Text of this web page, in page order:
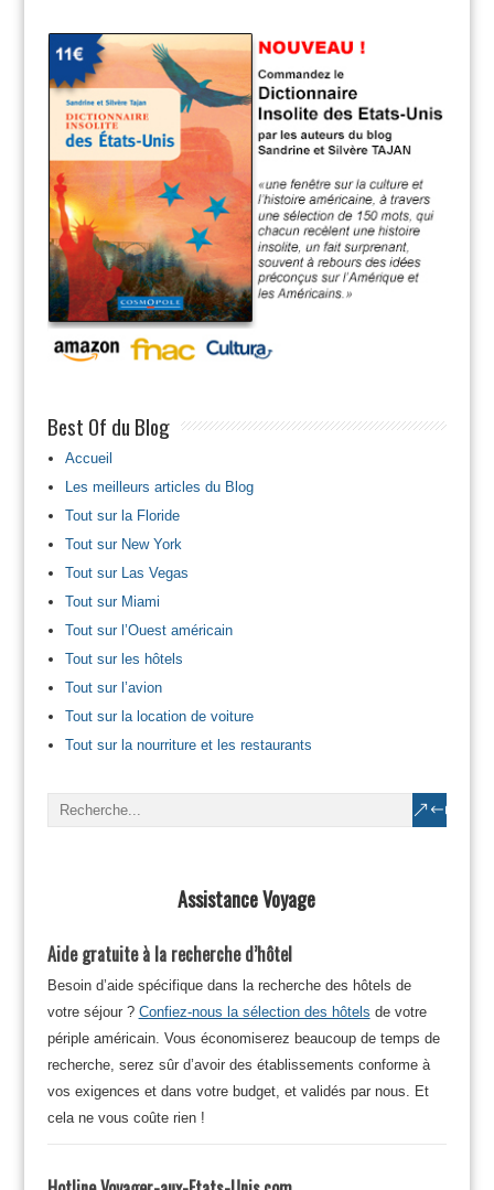
Best Of du Blog
Accueil
Les meilleurs articles du Blog
Tout sur la Floride
Tout sur New York
Tout sur Las Vegas
Tout sur Miami
Tout sur l’Ouest américain
Tout sur les hôtels
Tout sur l’avion
Tout sur la location de voiture
Tout sur la nourriture et les restaurants
Assistance Voyage
Aide gratuite à la recherche d’hôtel
Besoin d’aide spécifique dans la recherche des hôtels de
votre séjour ? Confiez-nous la sélection des hôtels de votre
périple américain. Vous économiserez beaucoup de temps de
recherche, serez sûr d’avoir des établissements conforme à
vos exigences et dans votre budget, et validés par nous. Et
cela ne vous coûte rien !